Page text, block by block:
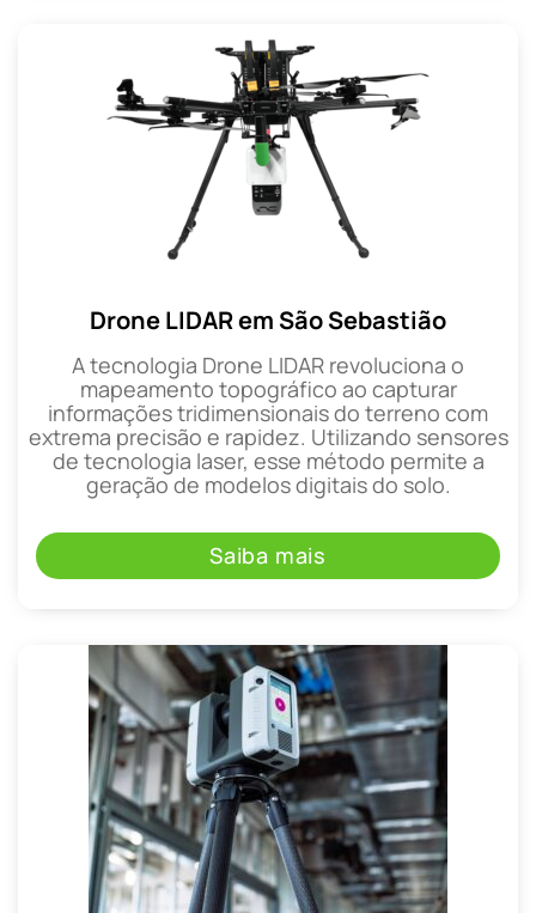
Drone LIDAR em São Sebastião
A tecnologia Drone LIDAR revoluciona o
mapeamento topográfico ao capturar
informações tridimensionais do terreno com
extrema precisão e rapidez. Utilizando sensores
de tecnologia laser, esse método permite a
geração de modelos digitais do solo.
Saiba mais